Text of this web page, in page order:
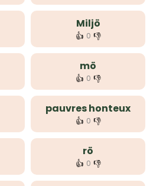
Miljö
👍 0 👎
mö
👍 0 👎
pauvres honteux
👍 0 👎
rö
👍 0 👎